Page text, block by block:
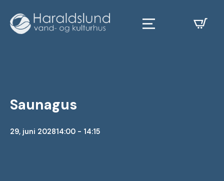
Saunagus
29, juni 202814:00 - 14:15